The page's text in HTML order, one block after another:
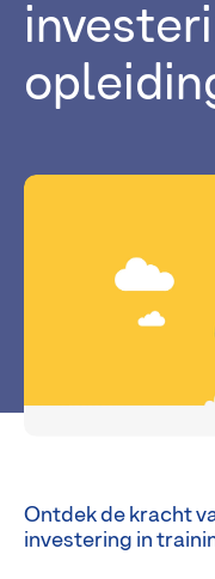
Ontdek de kracht
investering in